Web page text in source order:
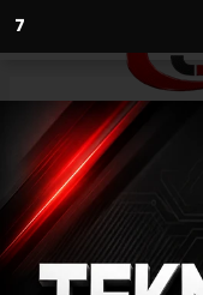
6
Anasayfa Asayiş
Cuma
(İHA) - İhlas Haber